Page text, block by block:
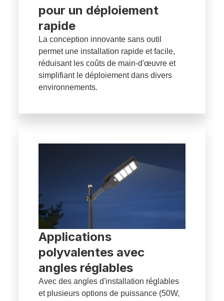
pour un déploiement
rapide
La conception innovante sans outil
permet une installation rapide et facile,
réduisant les coûts de main-d'œuvre et
simplifiant le déploiement dans divers
environnements.
Applications
polyvalentes avec
angles réglables
Avec des angles d'installation réglables
et plusieurs options de puissance (50W,